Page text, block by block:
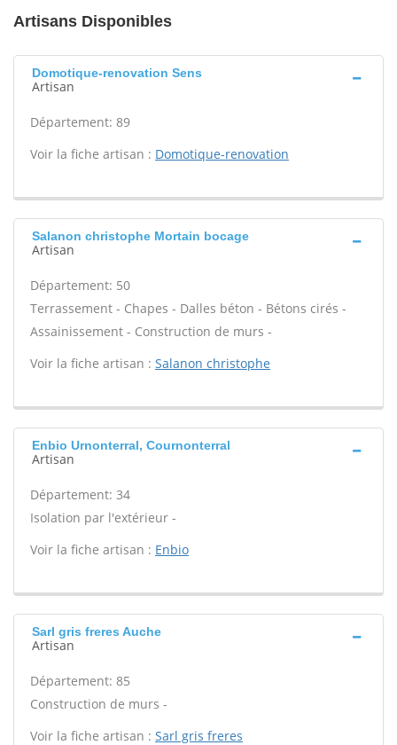
Artisans Disponibles
Domotique-renovation Sens
Artisan
Département: 89
Voir la fiche artisan : Domotique-renovation
Salanon christophe Mortain bocage
Artisan
Département: 50
Terrassement - Chapes - Dalles béton - Bétons cirés -
Assainissement - Construction de murs -
Voir la fiche artisan : Salanon christophe
Enbio Urnonterral, Cournonterral
Artisan
Département: 34
Isolation par l'extérieur -
Voir la fiche artisan : Enbio
Sarl gris freres Auche
Artisan
Département: 85
Construction de murs -
Voir la fiche artisan : Sarl gris freres